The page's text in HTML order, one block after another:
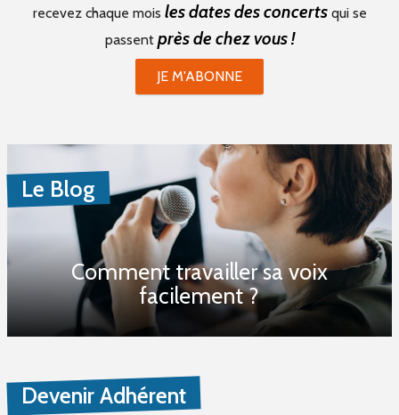
recevez chaque mois les dates des concertsqui se
passent près de chez vous !
JE M'ABONNE
Le Blog
Comment travailler sa voix
facilement ?
Devenir Adhérent